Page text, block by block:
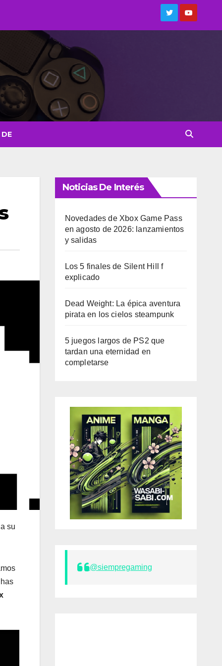
su
Noticias De Interés
Novedades de Xbox Game Pass
en agosto de 2026: lanzamientos
y salidas
Los 5 finales de Silent Hill f
explicado
Dead Weight: La épica aventura
pirata en los cielos steampunk
5 juegos largos de PS2 que
tardan una eternidad en
completarse
@siempregaming